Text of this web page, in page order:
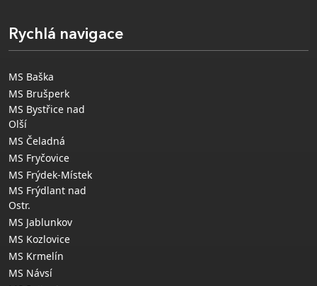
Rychlá navigace
MS Baška
MS Brušperk
MS Bystřice nad
Olší
MS Čeladná
MS Fryčovice
MS Frýdek-Místek
MS Frýdlant nad
Ostr.
MS Jablunkov
MS Kozlovice
MS Krmelín
MS Návsí